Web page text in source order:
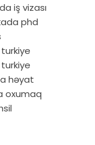
iş vizası
phd
həyat
oxumaq